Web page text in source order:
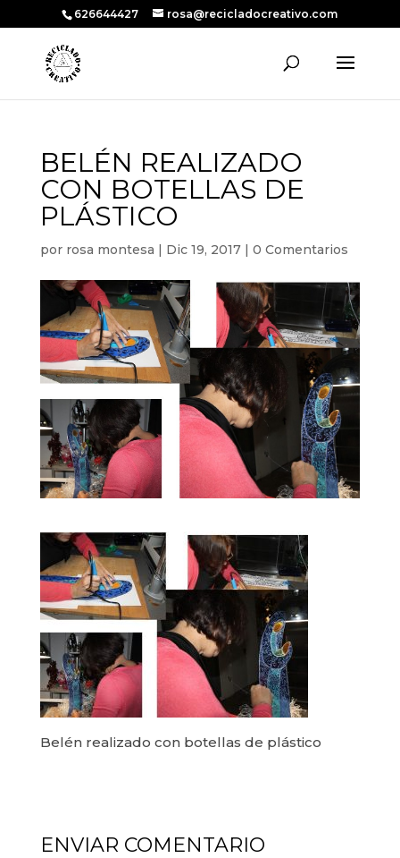
626644427 rosa@recicladocreativo.com
BELÉN REALIZADO
CON BOTELLAS DE
PLÁSTICO
por rosa montesa | Dic 19, 2017| 0 Comentarios
Belén realizado con botellas de plástico
ENVIAR COMENTARIO